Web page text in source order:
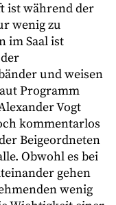
ist während der
wenig zu
im Saal ist
und weisen
Programm
Vogt
kommentarlos
Beigeordneten
Obwohl es bei
gehen
wenig